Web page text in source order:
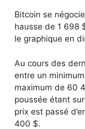
Bitcoin se
hausse de 1 698
le graphique en
Au cours des
entre un
maximum de 60
poussée étant
prix est passé
400 $.